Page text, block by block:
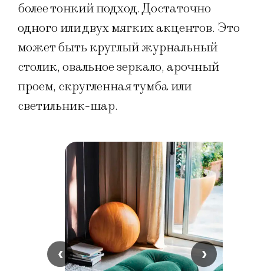
более тонкий подход. Достаточно
одного или двух мягких акцентов. Это
может быть круглый журнальный
столик, овальное зеркало, арочный
проем, скругленная тумба или
светильник-шар.
‹ ›